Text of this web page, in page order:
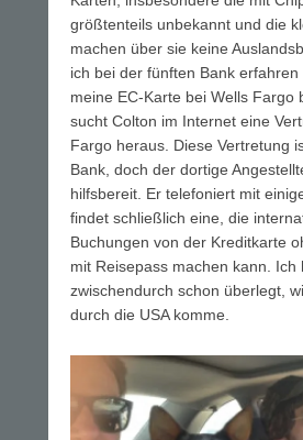
größtenteils unbekannt und die
machen über sie keine
ich bei der fünften Bank
meine EC-Karte bei Wells Fargo
sucht Colton im Internet eine
Fargo heraus. Diese Vertretung
Bank, doch der dortige
hilfsbereit. Er telefoniert mit
findet schließlich eine, die
Buchungen von der Kreditkarte
mit Reisepass machen kann. Ich
zwischendurch schon überlegt,
durch die USA komme.